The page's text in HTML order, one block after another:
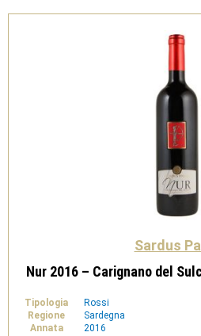
Pater
Sardus
Nur 2016 – Carignano del
Tipologia
Rossi
Regione
Sardegna
Annata
2016